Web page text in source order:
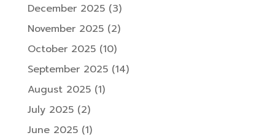
December 2025(3)
November 2025(2)
October 2025(10)
September 2025(14)
August 2025(1)
July 2025(2)
June 2025(1)